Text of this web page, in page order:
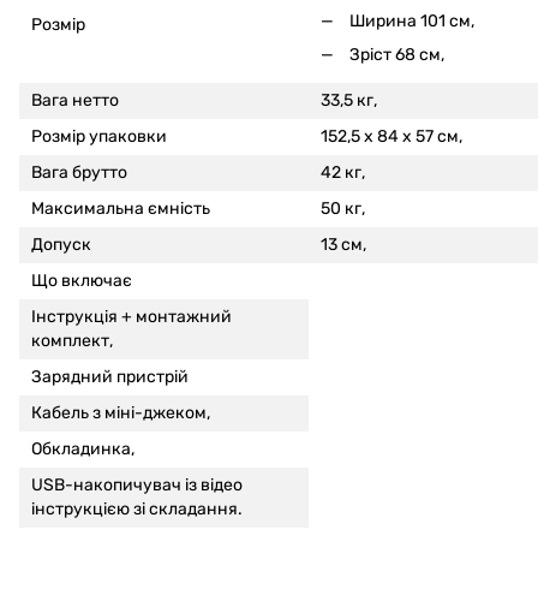
Розмір
Ширина 101 см,
Зріст 68 см,
Вага нетто
33,5 кг,
Розмір упаковки
152,5 x 84 x 57 см,
Вага брутто
42 кг,
Максимальна ємність
50 кг,
Допуск
13 см,
Що включає
Інструкція + монтажний
комплект,
Зарядний пристрій
Кабель з міні-джеком,
Обкладинка,
USB-накопичувач із відео
інструкцією зі складання.